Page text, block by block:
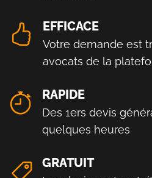
EFFICACE
Votre demande est
avocats de la
RAPIDE
Des 1ers devis
quelques heures
GRATUIT